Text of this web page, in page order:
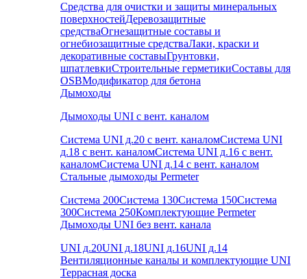
Средства для очистки и защиты минеральных
поверхностейДеревозащитные
средстваОгнезащитные составы и
огнебиозащитные средстваЛаки, краски и
декоративные составыГрунтовки,
шпатлевкиСтроительные герметикиСоставы для
OSBМодификатор для бетона
Дымоходы
Дымоходы UNI с вент. каналом
Система UNI д.20 с вент. каналомСистема UNI
д.18 с вент. каналомСистема UNI д.16 с вент.
каналомСистема UNI д.14 с вент. каналом
Стальные дымоходы Permeter
Система 200Система 130Система 150Система
300Система 250Комплектующие Permeter
Дымоходы UNI без вент. канала
UNI д.20UNI д.18UNI д.16UNI д.14
Вентиляционные каналы и комплектующие UNI
Террасная доска